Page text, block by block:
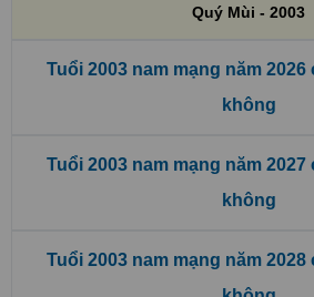
Quý Mùi - 2003
Tuổi 2003 nam mạng năm
không
Tuổi 2003 nam mạng năm
không
Tuổi 2003 nam mạng năm